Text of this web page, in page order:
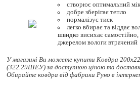
створює оптимальний
добре зберігає тепло
нормалізує тиск
легко вбирає та віддає
швидко висихає самостійно,
джерелом вологи втрачений
У магазині Ви можете купити Ковдра
(322.29ШЕУ) за доступною ціною та
Обирайте ковдравід фабрики Руно в